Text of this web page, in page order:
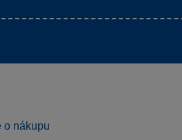
o nákupu